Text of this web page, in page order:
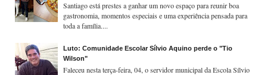
Santiago está prestes a ganhar um novo espaço para reunir boa
gastronomia, momentos especiais e uma experiência pensada para
toda a família....
Luto: Comunidade Escolar Sílvio Aquino perde o "Tio
Wilson"
Faleceu nesta terça-feira, 04, o servidor municipal da Escola Sílvio